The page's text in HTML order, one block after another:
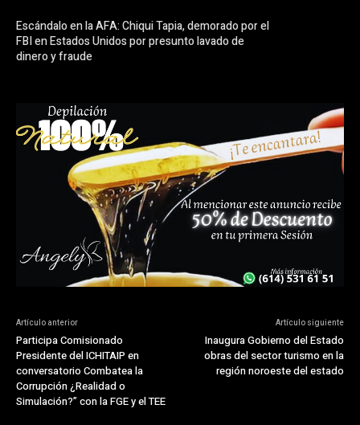
Escándalo en la AFA: Chiqui Tapia, demorado por el
FBI en Estados Unidos por presunto lavado de
dinero y fraude
Artículo anterior
Participa Comisionado
Presidente del ICHITAIP en
conversatorio Combatea la
Corrupción ¿Realidad o
Simulación?” con la FGE y el TEE
Artículo siguiente
Inaugura Gobierno del Estado
obras del sector turismo en la
región noroeste del estado